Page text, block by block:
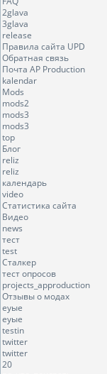
2glava
3glava
release
Правила сайта UPD
Обратная связь
Почта AP Production
kalendar
Mods
mods2
mods3
mods3
top
Блог
reliz
reliz
календарь
video
Статистика сайта
Видео
news
тест
test
Сталкер
тест опросов
projects_approduction
Отзывы о модах
еуые
еуые
testin
twitter
twitter
20